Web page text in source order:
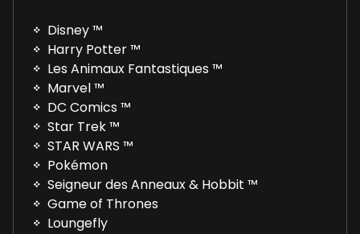
Disney ™
Harry Potter ™
Les Animaux Fantastiques ™
Marvel ™
DC Comics ™
Star Trek ™
STAR WARS ™
Pokémon
Seigneur des Anneaux & Hobbit ™
Game of Thrones
Loungefly